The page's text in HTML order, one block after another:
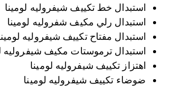
استبدال خط تكييف شيفروليه لومينا
استبدال رلي مكيف شفروليه لومينا
استبدال مفتاح تكييف شيفروليه
استبدال ترموستات مكيف شيفروليه
اهتزاز تكييف شيفروليه لومينا
ضوضاء تكييف شيفروليه لومينا